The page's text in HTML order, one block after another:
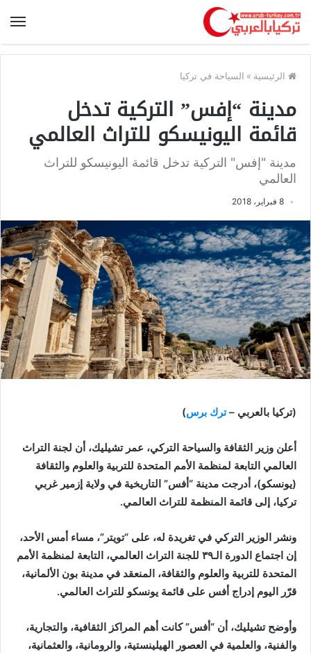
الرئيسية » السياحة في تركيا
مدينة “إفس” التركية تدخل
قائمة اليونيسكو للتراث العالمي
مدينة "إفس" التركية تدخل قائمة اليونيسكو للتراث
العالمي
8 فبراير، 2018
(تركيا بالعربي –ترك برس)
أعلن وزير الثقافة والسياحة التركي، عمر تشيليك، أن لجنة التراث
العالمي التابعة لمنظمة الأمم المتحدة للتربية والعلوم والثقافة
(يونسكو)، أدرجت مدينة “أفس” التاريخية في ولاية إزمير غربي
تركيا، إلى قائمة المنظمة للتراث العالمي.
ونشر الوزير التركي في تغريدة له، على “تويتر”، مساء أمس الأحد،
إن اجتماع الدورة الـ٣٩ للجنة التراث العالمي، التابعة لمنظمة الأمم
المتحدة للتربية والعلوم والثقافة، المنعقد في مدينة بون الألمانية،
قرّر اليوم إدراج أفس على قائمة يونسكو للتراث العالمي.
وأوضح تشيليك، أن “أفس” كانت أهم المراكز الثقافية، والتجارية،
والفنية، والعلمية في العصور الهيلينستية، والرومانية، والعثمانية،